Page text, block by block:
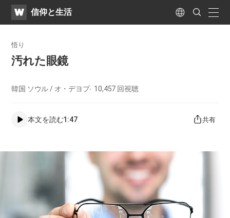
WATV​信仰と生活 Language
Search
Submit
悟り
​汚れた眼鏡​
韓国 ソウル / オ・デヨプ 10,457 回視聴
本文を読む1:47 共有